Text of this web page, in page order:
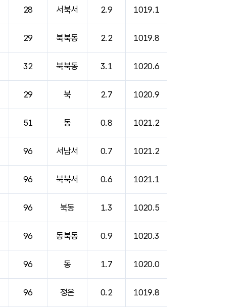
28 서북서 2.9 1019.1
29 북북동 2.2 1019.8
32 북북동 3.1 1020.6
29 북 2.7 1020.9
51 동 0.8 1021.2
96 서남서 0.7 1021.2
96 북북서 0.6 1021.1
96 북동 1.3 1020.5
96 동북동 0.9 1020.3
96 동 1.7 1020.0
96 정온 0.2 1019.8